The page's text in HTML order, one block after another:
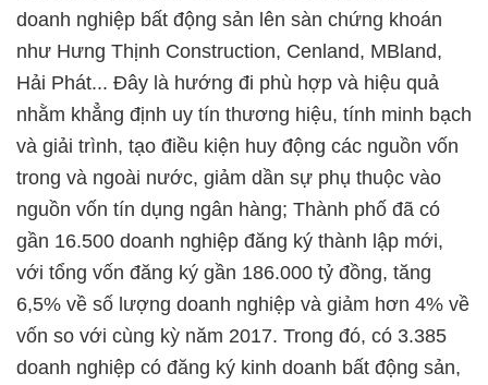
doanh nghiệp bất động sản lên sàn chứng khoán
như Hưng Thịnh Construction, Cenland, MBland,
Hải Phát... Đây là hướng đi phù hợp và hiệu quả
nhằm khẳng định uy tín thương hiệu, tính minh bạch
và giải trình, tạo điều kiện huy động các nguồn vốn
trong và ngoài nước, giảm dần sự phụ thuộc vào
nguồn vốn tín dụng ngân hàng; Thành phố đã có
gần 16.500 doanh nghiệp đăng ký thành lập mới,
với tổng vốn đăng ký gần 186.000 tỷ đồng, tăng
6,5% về số lượng doanh nghiệp và giảm hơn 4% về
vốn so với cùng kỳ năm 2017. Trong đó, có 3.385
doanh nghiệp có đăng ký kinh doanh bất động sản,